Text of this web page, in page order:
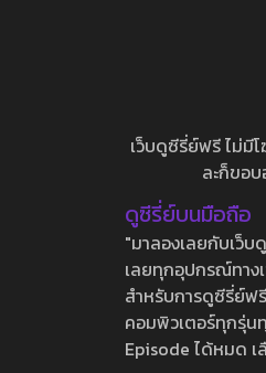
เว็บดูซีรี่ย์ฟรี ไม่มี
ละก็ขอ
ดูซีรี่ย์บนมือถือ
"มาลองเลยกับเว็
เลยทุกอุปกรณ์ทาง
สำหรับการดูซีรี่ย์ฟ
คอมพิวเตอร์ทุกรุ่น
Episode ได้หมด